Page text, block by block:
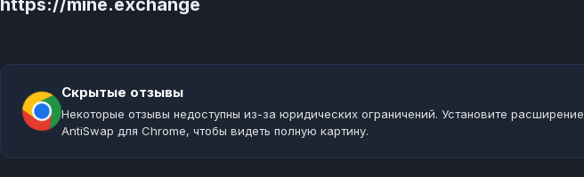
https://mine.exchange
Скрытые отзывы
Некоторые отзывы недоступны из-за юридических ограничений. Установите расширение
AntiSwap для Chrome, чтобы видеть полную картину.